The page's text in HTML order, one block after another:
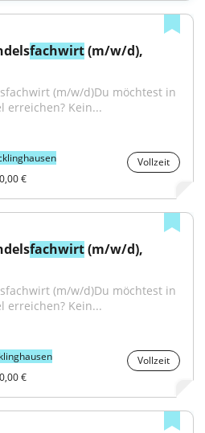
fachwirt (m/w/d),
(m/w/d)Du möchtest in
erreichen? Kein...
Vollzeit
€
fachwirt (m/w/d),
(m/w/d)Du möchtest in
erreichen? Kein...
Vollzeit
€